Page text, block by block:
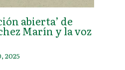
abierta’ de
Marín y la voz
2025